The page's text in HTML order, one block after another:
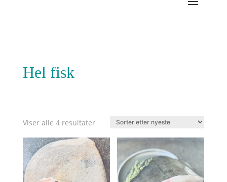
Hel fisk
Viser alle 4 resultaterSortert
etter
nyeste